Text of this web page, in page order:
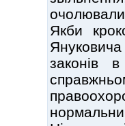
очолювали
Якби
законів